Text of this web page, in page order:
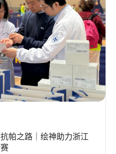
帕之路｜绘神助力浙江